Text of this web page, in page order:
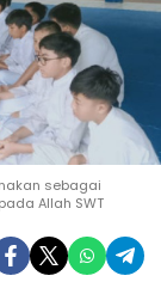
sebagai
Allah SWT